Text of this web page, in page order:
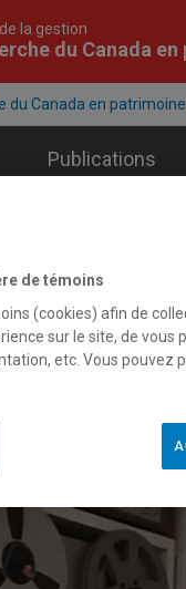
la gestion
du Canada
du Canada en
Publications
de témoins
(cookies) afin de
sur le site, de vous
etc. Vous pouvez